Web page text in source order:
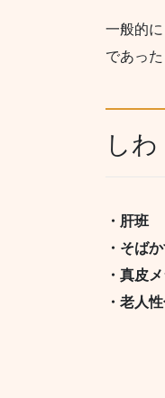
一般的
であっ
し
・肝班
・そば
・真皮
・老人